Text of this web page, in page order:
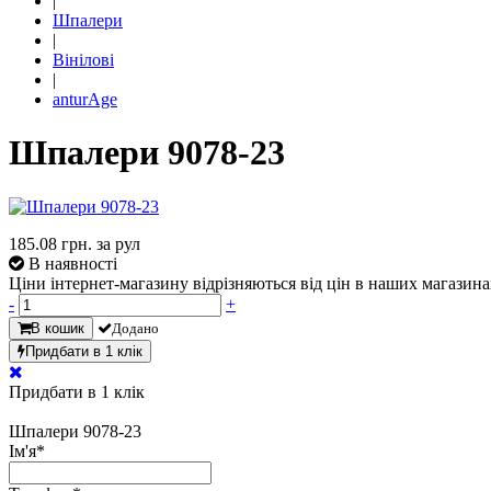
Шпалери
|
Вінілові
|
anturAge
Шпалери 9078-23
185.08 грн. за рул
В наявності
Ціни інтернет-магазину відрізняються від цін в наших
-
+
В кошик
Додано
Придбати в 1 клік
Придбати в 1 клік
Шпалери 9078-23
Ім'я*